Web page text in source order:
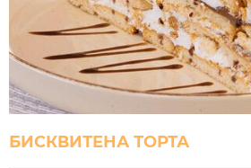
БИСКВИТЕНА ТОРТА